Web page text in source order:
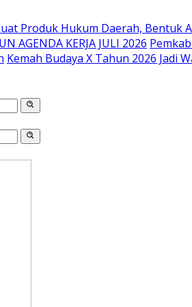
Produk Hukum Daerah, Bentuk
AGENDA KERJA JULI 2026
Kemah Budaya X Tahun 2026 Jadi